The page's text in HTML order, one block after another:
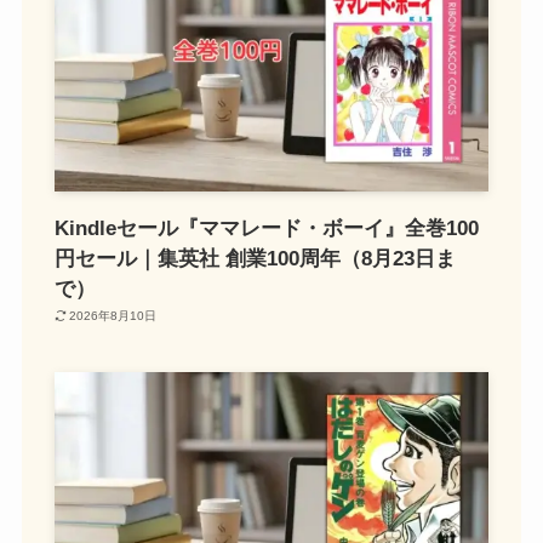
Kindleセール『ママレード・ボーイ』全巻100
円セール｜集英社 創業100周年（8月23日ま
で）
2026年8月10日